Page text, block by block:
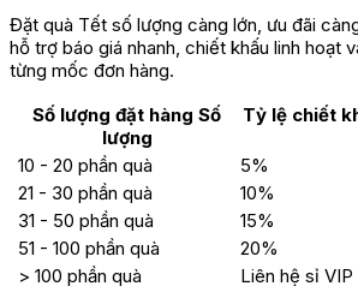
Đặt quà Tết số lượng càng lớn, ưu đãi
hỗ trợ báo giá nhanh, chiết khấu linh hoạt
từng mốc đơn hàng.
Số lượng đặt hàng Số
lượng
Tỷ lệ chiết
10 - 20 phần quà
5%
21 - 30 phần quà
10%
31 - 50 phần quà
15%
51 - 100 phần quà
20%
> 100 phần quà
Liên hệ sỉ VIP